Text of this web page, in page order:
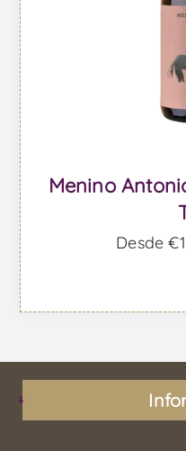
Menino
Desde